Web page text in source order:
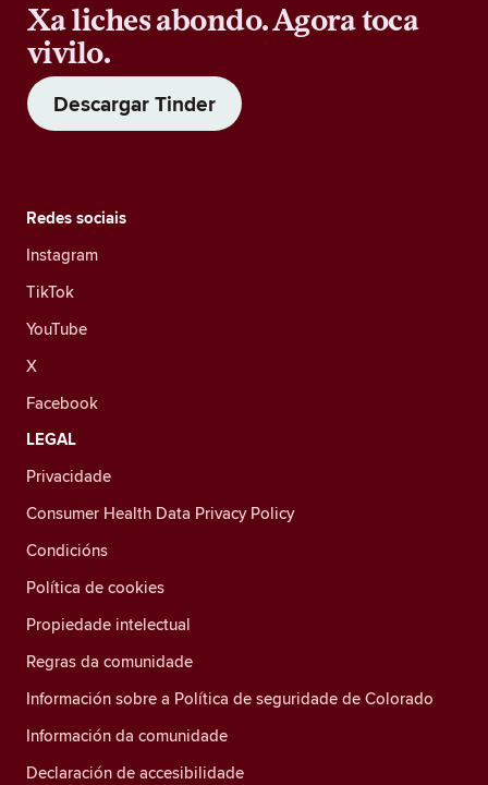
Xa liches abondo. Agora toca
vivilo.
Descargar Tinder
Redes sociais
Instagram
TikTok
YouTube
X
Facebook
LEGAL
Privacidade
Consumer Health Data Privacy Policy
Condicións
Política de cookies
Propiedade intelectual
Regras da comunidade
Información sobre a Política de seguridade de Colorado
Información da comunidade
Declaración de accesibilidade